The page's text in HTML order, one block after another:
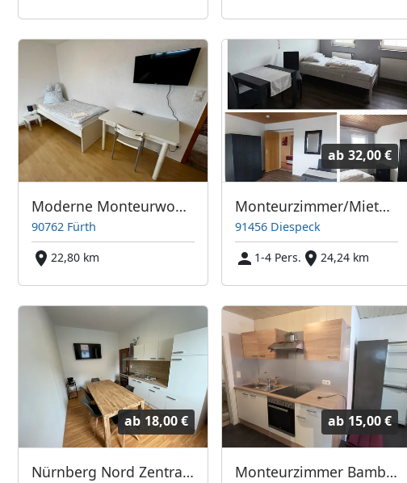
Moderne Monteurwohnung
90762 Fürth
22,80 km
ab 32,00 €
Monteurzimmer/Miete auf Zeit
91456 Diespeck
1-4 Pers.
24,24 km
ab 18,00 €
Nürnberg Nord Zentral 1
ab 15,00 €
Monteurzimmer Bamberg Hallstadt